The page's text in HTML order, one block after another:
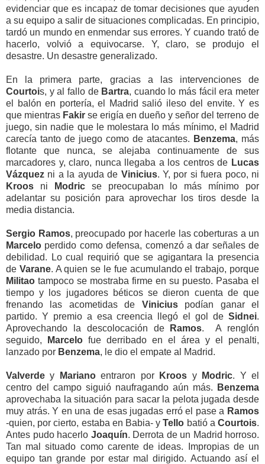
evidenciar que es incapaz de tomar decisiones que ayuden
a su equipo a salir de situaciones complicadas. En principio,
tardó un mundo en enmendar sus errores. Y cuando trató de
hacerlo, volvió a equivocarse. Y, claro, se produjo el
desastre. Un desastre generalizado.
En la primera parte, gracias a las intervenciones de
Courtois, y al fallo de Bartra, cuando lo más fácil era meter
el balón en portería, el Madrid salió ileso del envite. Y es
que mientras Fakir se erigía en dueño y señor del terreno de
juego, sin nadie que le molestara lo más mínimo, el Madrid
carecía tanto de juego como de atacantes. Benzema, más
flotante que nunca, se alejaba continuamente de sus
marcadores y, claro, nunca llegaba a los centros de Lucas
Vázquez ni a la ayuda de Vinicius. Y, por si fuera poco, ni
Kroos ni Modricse preocupaban lo más mínimo por
adelantar su posición para aprovechar los tiros desde la
media distancia.
Sergio Ramos, preocupado por hacerle las coberturas a un
Marcelo perdido como defensa, comenzó a dar señales de
debilidad. Lo cual requirió que se agigantara la presencia
de Varane. A quien se le fue acumulando el trabajo, porque
Militao tampoco se mostraba firme en su puesto. Pasaba el
tiempo y los jugadores béticos se dieron cuenta de que
frenando las acometidas de Viniciuspodían ganar el
partido. Y premio a esa creencia llegó el gol de Sidnei.
Aprovechando la descolocación de
Ramos. A renglón
seguido,
Marcelo fue derribado en el área y el penalti,
lanzado por Benzema, le dio el empate al Madrid.
Valverdey Marianoentraron por Kroos y Modric. Y el
centro del campo siguió naufragando aún más.
Benzema
aprovechaba la situación para sacar la pelota jugada desde
muy atrás. Y en una de esas jugadas erró el pase a Ramos
-quien, por cierto, estaba en Babia- yTello batió aCourtois.
Antes pudo hacerlo Joaquín. Derrota de un Madrid horroso.
Tan mal situado como carente de ideas. Impropias de un
equipo tan grande por estar mal dirigido. Actuando así el